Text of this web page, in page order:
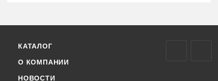
КАТАЛОГ
О КОМПАНИИ
НОВОСТИ